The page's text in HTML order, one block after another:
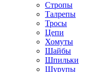
Стропы
Талрепы
Тросы
Цепи
Хомуты
Шайбы
Шпильки
Шурупы